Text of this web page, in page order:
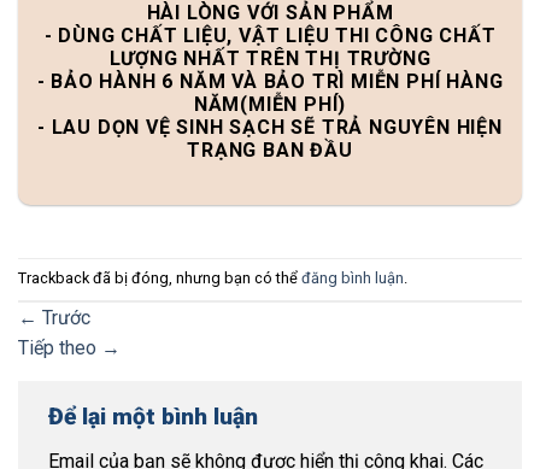
HÀI LÒNG VỚI SẢN PHẨM
- DÙNG CHẤT LIỆU, VẬT LIỆU THI CÔNG CHẤT
LƯỢNG NHẤT TRÊN THỊ TRƯỜNG
- BẢO HÀNH 6 NĂM VÀ BẢO TRÌ MIỄN PHÍ HÀNG
NĂM(MIỄN PHÍ)
- LAU DỌN VỆ SINH SẠCH SẼ TRẢ NGUYÊN HIỆN
TRẠNG BAN ĐẦU
Trackback đã bị đóng, nhưng bạn có thể đăng bình luận
← Trước
Tiếp theo →
Để lại một bình luận
Email của bạn sẽ không được hiển thị công khai. Các